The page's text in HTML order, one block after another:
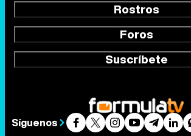
Rostros
Foros
Suscríbete
Síguenos